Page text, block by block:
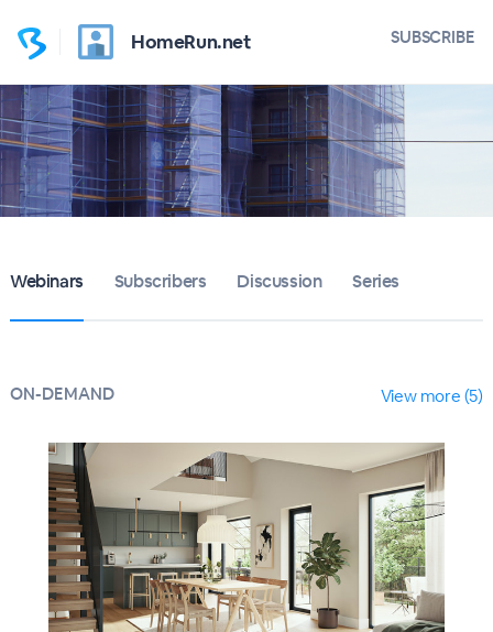
HomeRun.net SUBSCRIBE
Webinars Subscribers Discussion Series
ON-DEMAND View more (5)